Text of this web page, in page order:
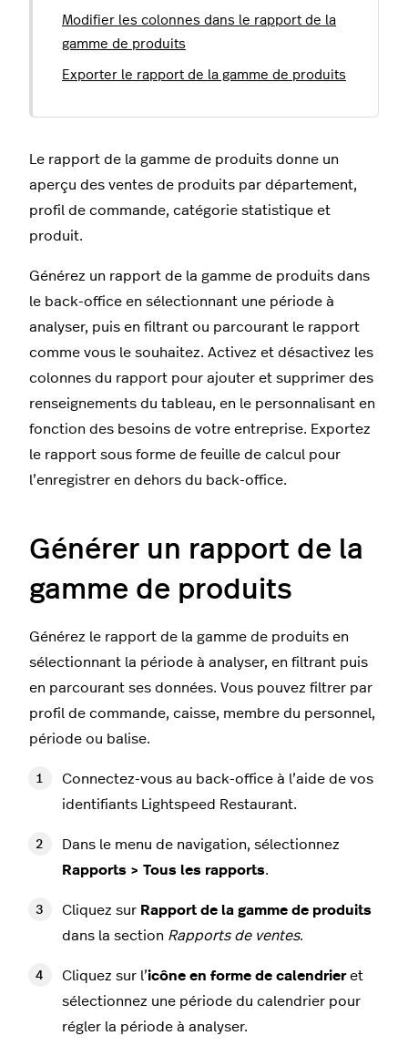
Modifier les colonnes dans le rapport de la
gamme de produits
Exporter le rapport de la gamme de produits
Le rapport de la gamme de produits donne un
aperçu des ventes de produits par département,
profil de commande, catégorie statistique et
produit.
Générez un rapport de la gamme de produits dans
le back-office en sélectionnant une période à
analyser, puis en filtrant ou parcourant le rapport
comme vous le souhaitez. Activez et désactivez les
colonnes du rapport pour ajouter et supprimer des
renseignements du tableau, en le personnalisant en
fonction des besoins de votre entreprise. Exportez
le rapport sous forme de feuille de calcul pour
l’enregistrer en dehors du back-office.
Générer un rapport de la
gamme de produits
Générez le rapport de la gamme de produits en
sélectionnant la période à analyser, en filtrant puis
en parcourant ses données. Vous pouvez filtrer par
profil de commande, caisse, membre du personnel,
période ou balise.
Connectez-vous au back-office à l’aide de vos
identifiants Lightspeed Restaurant.
Dans le menu de navigation, sélectionnez
Rapports > Tous les rapports.
Cliquez sur Rapport de la gamme de produits
dans la section Rapports de ventes.
Cliquez sur l’icône en forme de calendrieret
sélectionnez une période du calendrier pour
régler la période à analyser.